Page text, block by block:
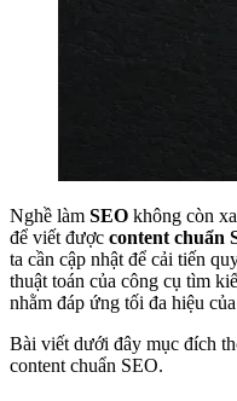
Nghề làm SEO không còn
để viết được content chuẩn
ta cần cập nhật để cải tiến
thuật toán của công cụ tìm
nhằm đáp ứng tối đa hiệu
Bài viết dưới đây mục đích
content chuẩn SEO.